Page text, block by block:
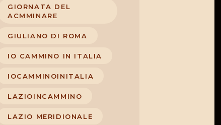
GIORNATA DEL
ACMMINARE
GIULIANO DI ROMA
IO CAMMINO IN ITALIA
IOCAMMINOINITALIA
LAZIOINCAMMINO
LAZIO MERIDIONALE